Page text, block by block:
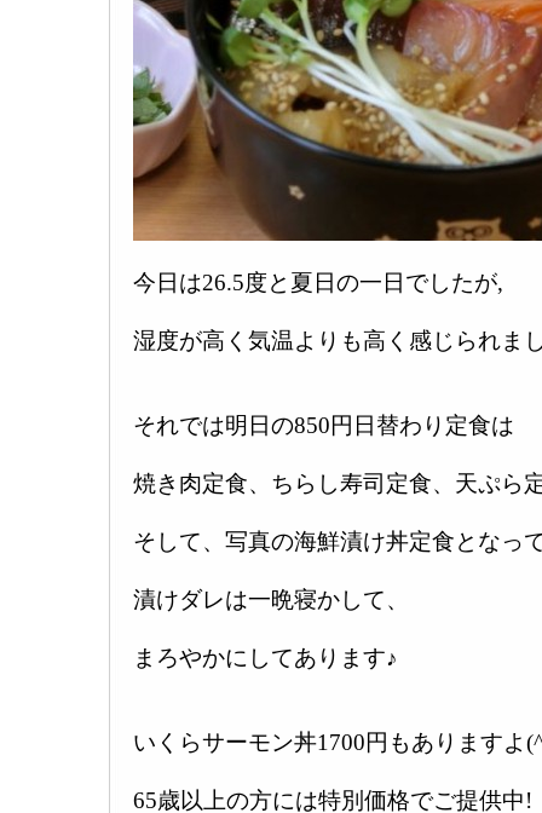
今日は26.5度と夏日の一日でしたが,
湿度が高く気温よりも高く感じられま
それでは明日の850円日替わり定食は
焼き肉定食、ちらし寿司定食、天ぷら
そして、写真の海鮮漬け丼定食となっ
漬けダレは一晩寝かして、
まろやかにしてあります♪
いくらサーモン丼1700円もありますよ
65歳以上の方には特別価格でご提供中!